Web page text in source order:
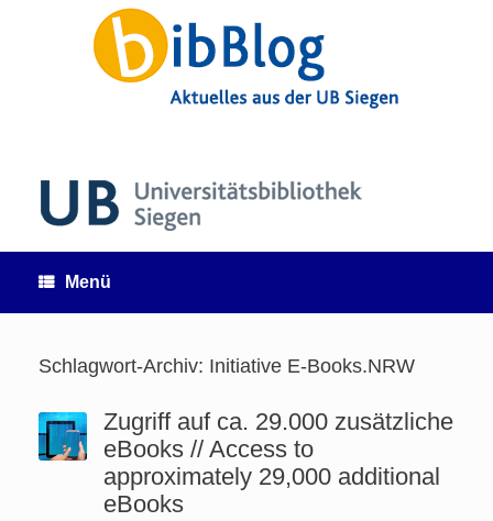
Menü
Schlagwort-Archiv: Initiative E-Books.NRW
Zugriff auf ca. 29.000 zusätzliche
eBooks // Access to
approximately 29,000 additional
eBooks